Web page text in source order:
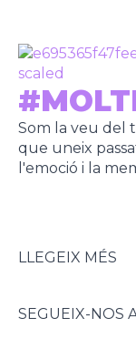
Som la veu del
que uneix
l'emoció i la
LLEGEIX MÉS
SEGUEIX-NOS